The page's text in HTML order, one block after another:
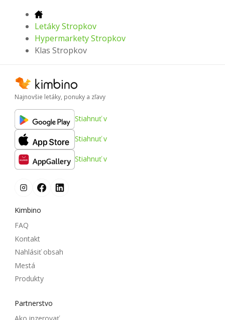
Letáky Stropkov
Hypermarkety Stropkov
Klas Stropkov
Najnovšie letáky, ponuky a zľavy
Stiahnuť v
Stiahnuť v
Stiahnuť v
Kimbino
FAQ
Kontakt
Nahlásiť obsah
Mestá
Produkty
Partnerstvo